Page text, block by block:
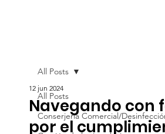
All Posts
Conserjería Comercial/
All Posts
Navegando con
por el
12 jun 2024